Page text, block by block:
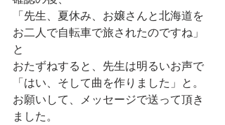
「先生、夏休み、お嬢さんと北海道を
お二人で自転車で旅されたのですね」
と
おたずねすると、先生は明るいお声で
「はい、そして曲を作りました」と。
お願いして、メッセージで送って頂き
ました。